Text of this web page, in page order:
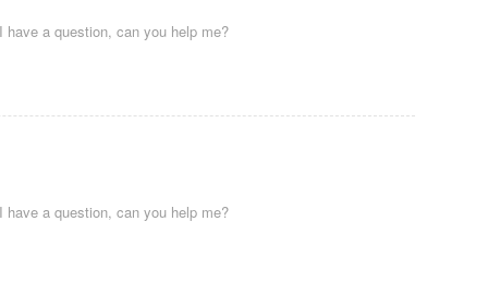
a question, can you help me?
a question, can you help me?